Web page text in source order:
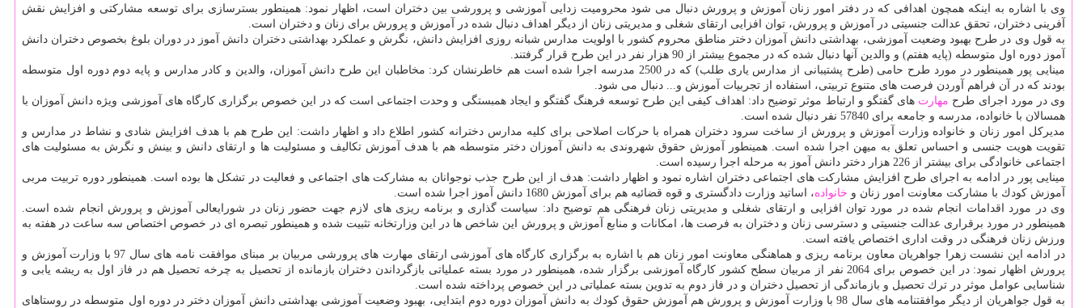
وی با اشاره به اینكه همچون اهدافی كه در دفتر امور زنان آموزش و پرورش دنبال می شود محرومیت زدایی آموزشی و پرورشی بین دختران است، اظهار نمود: همینطور بسترسازی برای توسعه مشاركتی و افزایش نقش
آفرینی دختران، تحقق عدالت جنسیتی در آموزش و پرورش، توان افزایی ارتقای شغلی و مدیریتی زنان از دیگر اهداف دنبال شده در آموزش و پرورش برای زنان و دختران است.
به قول وی در طرح بهبود وضعیت آموزشی، بهداشتی دانش آموزان دختر مناطق محروم كشور با اولویت مدارس شبانه روزی افزایش دانش، نگرش و عملكرد بهداشتی دختران دانش آموز در دوران بلوغ بخصوص دختران دانش
آموز دوره اول متوسطه (پایه هفتم) و والدین آنها دنبال شده كه در مجموع بیشتر از 90 هزار نفر در این طرح قرار گرفتند.
مینایی پور همینطور در مورد طرح حامی (طرح پشتیبانی از مدارس یاری طلب) كه در 2500 مدرسه اجرا شده است هم خاطرنشان كرد: مخاطبان این طرح دانش آموزان، والدین و كادر مدارس و پایه دوم دوره اول متوسطه
بودند كه در آن فراهم آوردن فرصت های متنوع تربیتی، استفاده از تجربیات آموزش و... دنبال می شود.
وی در مورد اجرای طرح مهارت های گفتگو و ارتباط موثر توضیح داد: اهداف كیفی این طرح توسعه فرهنگ گفتگو و ایجاد همبستگی و وحدت اجتماعی است كه در این خصوص برگزاری كارگاه های آموزشی ویژه دانش آموزان با
همسالان با خانواده، مدرسه و جامعه برای 57840 نفر دنبال شده است.
مدیركل امور زنان و خانواده وزارت آموزش و پرورش از ساخت سرود دختران همراه با حركات اصلاحی برای كلیه مدارس دخترانه كشور اطلاع داد و اظهار داشت: این طرح هم با هدف افزایش شادی و نشاط در مدارس و
تقویت هویت جنسی و احساس تعلق به میهن اجرا شده است. همینطور آموزش حقوق شهروندی به دانش آموزان دختر متوسطه هم با هدف آموزش تكالیف و مسئولیت ها و ارتقای دانش و بینش و نگرش به مسئولیت های
اجتماعی خانوادگی برای بیشتر از 226 هزار دختر دانش آموز به مرحله اجرا رسیده است.
مینایی پور در ادامه به اجرای طرح افزایش مشاركت های اجتماعی دختران اشاره نمود و اظهار داشت: هدف از این طرح جذب نوجوانان به مشاركت های اجتماعی و فعالیت در تشكل ها بوده است. همینطور دوره تربیت مربی
آموزش كودك با مشاركت معاونت امور زنان و خانواده، اساتید وزارت دادگستری و قوه قضائیه هم برای آموزش 1680 دانش آموز اجرا شده است.
وی در مورد اقدامات انجام شده در مورد توان افزایی و ارتقای شغلی و مدیریتی زنان فرهنگی هم توضیح داد: سیاست گذاری و برنامه ریزی های لازم جهت حضور زنان در شورایعالی آموزش و پرورش انجام شده است.
همینطور در مورد برقراری عدالت جنسیتی و دسترسی زنان و دختران به فرصت ها، امكانات و منابع آموزش و پرورش این شاخص ها در این وزارتخانه تثبیت شده و همینطور تبصره ای در خصوص اختصاص سه ساعت در هفته به
ورزش زنان فرهنگی در وقت اداری اختصاص یافته است.
در ادامه این نشست زهرا جواهریان معاون برنامه ریزی و هماهنگی معاونت امور زنان هم با اشاره به برگزاری كارگاه های آموزشی ارتقای مهارت های پرورشی مربیان بر مبنای موافقت نامه های سال 97 با وزارت آموزش و
پرورش اظهار نمود: در این خصوص برای 2064 نفر از مربیان سطح كشور كارگاه آموزشی برگزار شده، همینطور در مورد بسته عملیاتی بازگرداندن دختران بازمانده از تحصیل به چرخه تحصیل هم در فاز اول به ریشه یابی و
شناسایی عوامل موثر در ترك تحصیل و بازماندگی از تحصیل دختران و در فاز دوم به تدوین بسته عملیاتی در این خصوص پرداخته شده است.
به قول جواهریان از دیگر موافقتنامه های سال 98 با وزارت آموزش و پرورش هم آموزش حقوق كودك به دانش آموزان دوره دوم ابتدایی، بهبود وضعیت آموزشی بهداشتی دانش آموزان دختر در دوره اول متوسطه در روستاهای